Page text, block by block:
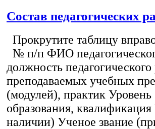
Состав педагогических
Прокрутите таблицу
№ п/п ФИО
должность
преподаваемых учебных
(модулей), практик
образования,
наличии) Ученое звание